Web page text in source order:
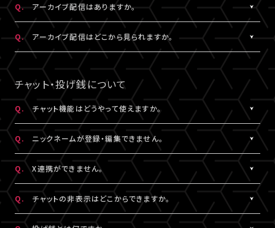
ノートパソコンをご利用の方は、Num Lockキーが外れた状態で行
ってください。
QUALITY
（解像度）
必要速度 推奨速度
1080P 15Mbps以上 20Mbps以上
720P 6Mbps以上 9Mbps以上
480P 2Mbps以上 3Mbps以上
360P 0.8Mbps以上 1.2Mbps以上
解像度が選択できる推奨ブラウザは下記のとおりです。
Windows：Chrome、Firefox、Edge
Mac：Chrome、Firefox
Q. アーカイブ配信はありますか。
A.
公演により異なります。
アーカイブ配信がある場合は、視聴チケットをお持ちの方に限りご
視聴いただけます。
公演によってはアーカイブ配信のみの視聴でも視聴チケットのご
購入が可能です。券種や決済方法により販売期間や販売価格など
が異なります。
Q. アーカイブ配信はどこから見られますか。
A.
アーカイブ配信がある場合は、ライブ配信と同じ配信視聴ページ
でご視聴いただけます。
配信視聴ページは、各公演のチケット販売ページ、「マイページ
内「チケット購入情報」よりアクセスいただけます。
※「決済完了のお知らせ」メールでもご案内しております。
チャット・投げ銭について
Q. チャット機能はどうやって使えますか。
A.
ライブ配信中にご利用いただけるサービスです。
ただし、公演によってはチャット機能をご利用いただけない場合が
あります。
詳細はチケット販売ページでご確認ください。
Q. ニックネームが登録・編集できません。
A.
チャットをするには、ニックネームの設定が必要です。
ニックネームは「マイページ
」内「投稿設定」にて登録・変更が可能
です。
絵文字・機種依存文字等が含まれている場合は登録できませんの
でご注意ください。
Q. X連携ができません。
A. X連携は「マイページ」内「投稿設定」にて設定が可能です。
詳しくは こちらをご確認ください。
※X連携は配信視聴ページからも設定いただけます。
Q. チャットの非表示はどこからできますか。
A. チャット欄下部の「チャットを非表示」（スマートフォンではチャット